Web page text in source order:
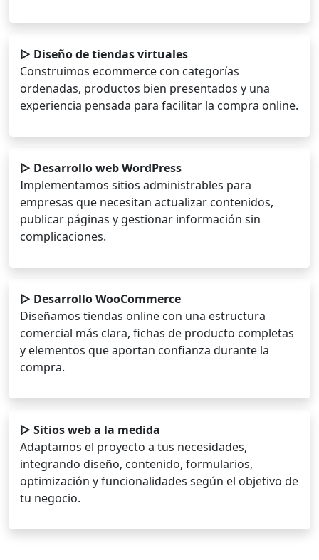
▷ Diseño de tiendas virtuales
Construimos ecommerce con categorías
ordenadas, productos bien presentados y una
experiencia pensada para facilitar la compra online.
▷ Desarrollo web WordPress
Implementamos sitios administrables para
empresas que necesitan actualizar contenidos,
publicar páginas y gestionar información sin
complicaciones.
▷ Desarrollo WooCommerce
Diseñamos tiendas online con una estructura
comercial más clara, fichas de producto completas
y elementos que aportan confianza durante la
compra.
▷ Sitios web a la medida
Adaptamos el proyecto a tus necesidades,
integrando diseño, contenido, formularios,
optimización y funcionalidades según el objetivo de
tu negocio.